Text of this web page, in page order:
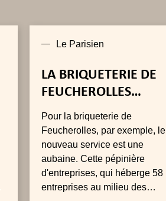
Le Parisien
LA BRIQUETERIE DE
FEUCHEROLLES
APPLAUDIT
L’ARRIVÉE D’UN
ARRÊT DE BUS
Pour la briqueterie de
Feucherolles, par exemple, le
nouveau service est une
aubaine. Cette pépinière
d'entreprises, qui héberge 58
entreprises au milieu des